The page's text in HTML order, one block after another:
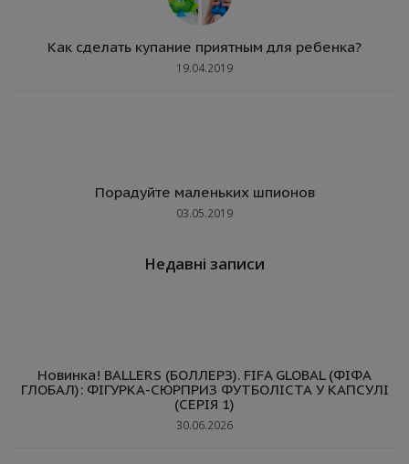
Как сделать купание приятным для ребенка?
19.04.2019
Порадуйте маленьких шпионов
03.05.2019
Недавні записи
Новинка! BALLERS (БОЛЛЕРЗ). FIFA GLOBAL (ФІФА
ГЛОБАЛ): ФІГУРКА-СЮРПРИЗ ФУТБОЛІСТА У КАПСУЛІ
(СЕРІЯ 1)
30.06.2026